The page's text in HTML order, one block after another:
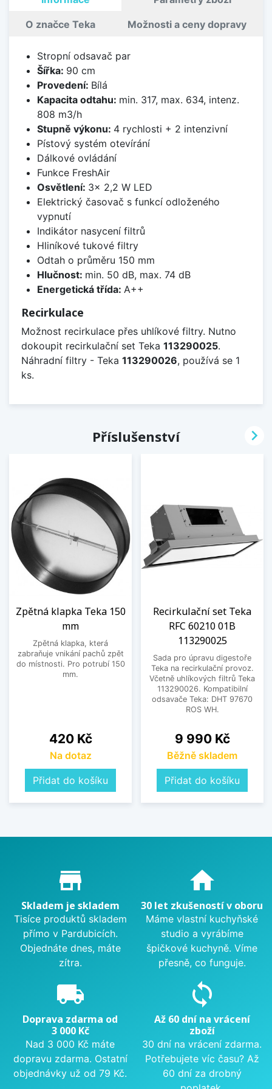
O značce Teka Možnosti a ceny dopravy
Stropní odsavač par
Šířka: 90 cm
Provedení: Bílá
Kapacita odtahu: min. 317, max. 634, intenz.
808 m3/h
Stupně výkonu: 4 rychlosti + 2 intenzivní
Pístový systém otevírání
Dálkové ovládání
Funkce FreshAir
Osvětlení: 3x 2,2 W LED
Elektrický časovač s funkcí odloženého
vypnutí
Indikátor nasycení filtrů
Hliníkové tukové filtry
Odtah o průměru 150 mm
Hlučnost: min. 50 dB, max. 74 dB
Energetická třída: A++
Recirkulace
Možnost recirkulace přes uhlíkové filtry. Nutno
dokoupit recirkulační set Teka 113290025.
Náhradní filtry - Teka 113290026, používá se 1
ks.
Příslušenství
Zpětná klapka Teka 150
mm
Zpětná klapka, která
zabraňuje vnikání pachů zpět
do místnosti. Pro potrubí 150
mm.
Cena
420 Kč
Na dotaz
Přidat do košíku
Recirkulační set Teka
RFC 60210 01B
113290025
Sada pro úpravu digestoře
Teka na recirkulační provoz.
Včetně uhlíkových filtrů Teka
113290026. Kompatibilní
odsavače Teka: DHT 97670
ROS WH.
Cena
9 990 Kč
Běžně skladem
Přidat do košíku

Proč nakupovat u nás?
store_mall_directory
Skladem je skladem
Tisíce produktů skladem
přímo v Pardubicích.
Objednáte dnes, máte
zítra.
home
30 let zkušeností v oboru
Máme vlastní kuchyňské
studio a vyrábíme
špičkové kuchyně. Víme
přesně, co funguje.
local_shipping
Doprava zdarma od
3 000 Kč
Nad 3 000 Kč máte
dopravu zdarma. Ostatní
objednávky už od 79 Kč.
sync
Až 60 dní na vrácení
zboží
30 dní na vrácení zdarma.
Potřebujete víc času? Až
60 dní za drobný